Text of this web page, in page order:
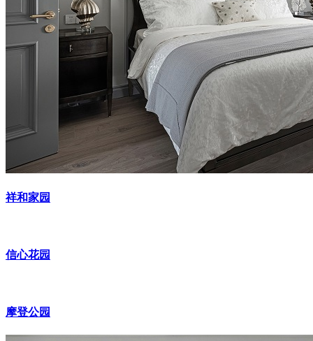
祥和家园
信心花园
摩登公园